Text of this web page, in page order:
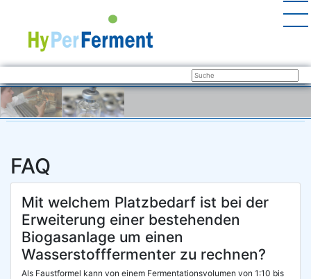
FAQ
Mit welchem Platzbedarf ist bei der
Erweiterung einer bestehenden
Biogasanlage um einen
Wasserstofffermenter zu rechnen?
Als Faust­for­mel kann von einem Fer­men­ta­ti­ons­vo­lu­men von 1:10 bis